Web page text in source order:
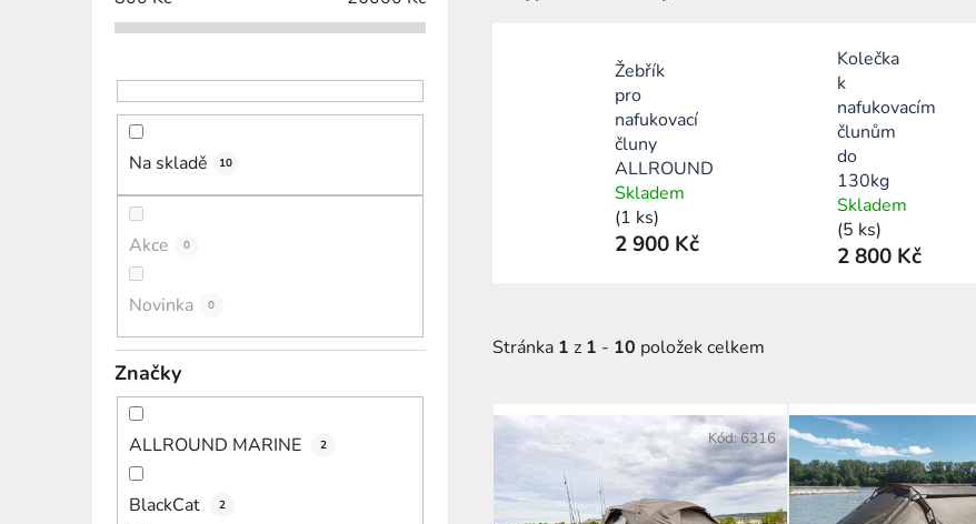
Na skladě 10
Akce 0
Novinka 0
Značky
ALLROUND MARINE 2
BlackCat 2
Žebřík
pro
nafukovací
čluny
ALLROUNDMARIN
Skladem
(1 ks)
2 900 Kč
Kolečka
k
nafukovacím
člunům
do
130kg
Skladem
(5 ks)
2 800 Kč
Stránka 1 z 1 - 10 položek celkem
V
p
i
Kód:6316